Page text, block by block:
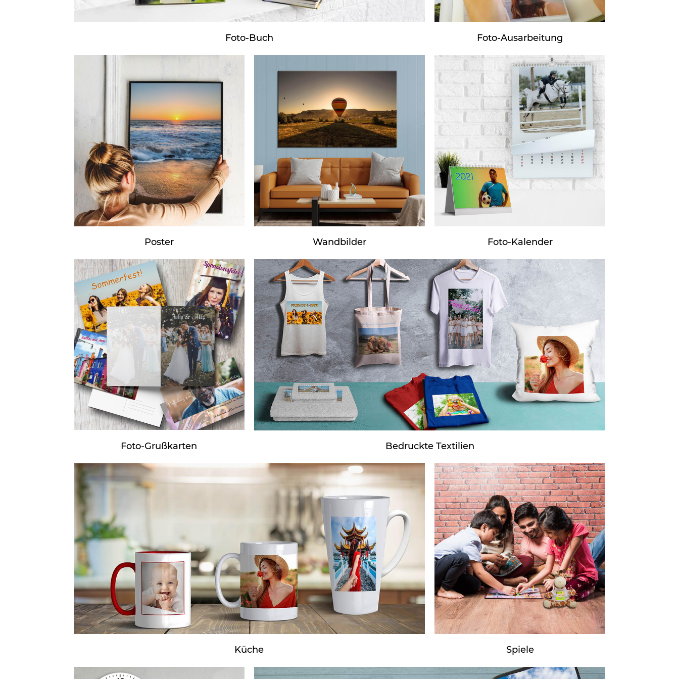
Foto-Buch Foto-Ausarbeitung
Poster Wandbilder Foto-Kalender
Foto-Grußkarten Bedruckte Textilien
Küche Spiele